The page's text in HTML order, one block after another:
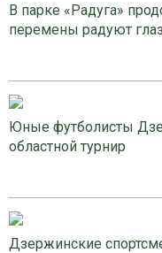
В парке «Радуга»
перемены радуют
Юные футболисты
областной турнир
Дзержинские